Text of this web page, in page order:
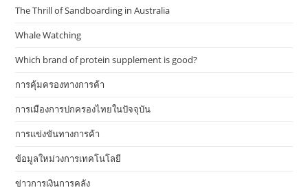
The Thrill of Sandboarding in Australia
Whale Watching
Which brand of protein supplement is good?
การคุ้มครองทางการค้า
การเมืองการปกครองไทยในปัจจุบัน
การแข่งขันทางการค้า
ข้อมูลใหม่วงการเทคโนโลยี
ข่าวการเงินการคลัง